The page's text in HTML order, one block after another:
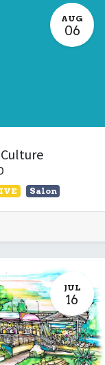
AUG
06
Salon
JUL
16